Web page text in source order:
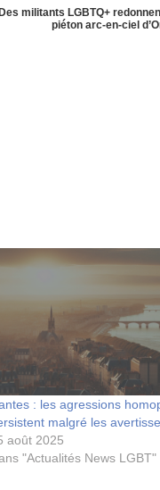
Des militants LGBTQ+
piéton arc-en-ciel
: les agressions
malgré les
août 2025
"Actualités News LGBT"